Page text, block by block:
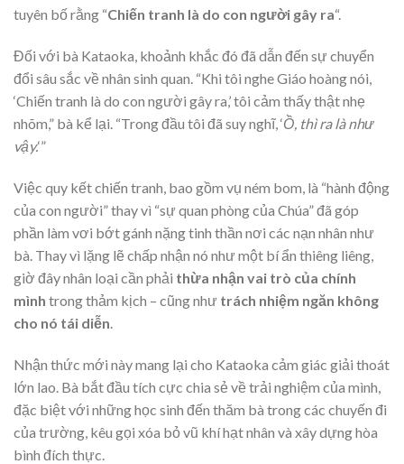
tuyên bố rằng “Chiến tranh là do con người gây ra“.
Đối với bà Kataoka, khoảnh khắc đó đã dẫn đến sự chuyển
đổi sâu sắc về nhân sinh quan. “Khi tôi nghe Giáo hoàng nói,
‘Chiến tranh là do con người gây ra,’ tôi cảm thấy thật nhẹ
nhõm,” bà kể lại. “Trong đầu tôi đã suy nghĩ, ‘Ồ, thì ra là như
vậy.‘”
Việc quy kết chiến tranh, bao gồm vụ ném bom, là “hành động
của con người” thay vì “sự quan phòng của Chúa” đã góp
phần làm vơi bớt gánh nặng tinh thần nơi các nạn nhân như
bà. Thay vì lặng lẽ chấp nhận nó như một bí ẩn thiêng liêng,
giờ đây nhân loại cần phải thừa nhận vai trò của chính
mình trong thảm kịch – cũng như trách nhiệm ngăn không
cho nó tái diễn.
Nhận thức mới này mang lại cho Kataoka cảm giác giải thoát
lớn lao. Bà bắt đầu tích cực chia sẻ về trải nghiệm của mình,
đặc biệt với những học sinh đến thăm bà trong các chuyến đi
của trường, kêu gọi xóa bỏ vũ khí hạt nhân và xây dựng hòa
bình đích thực.